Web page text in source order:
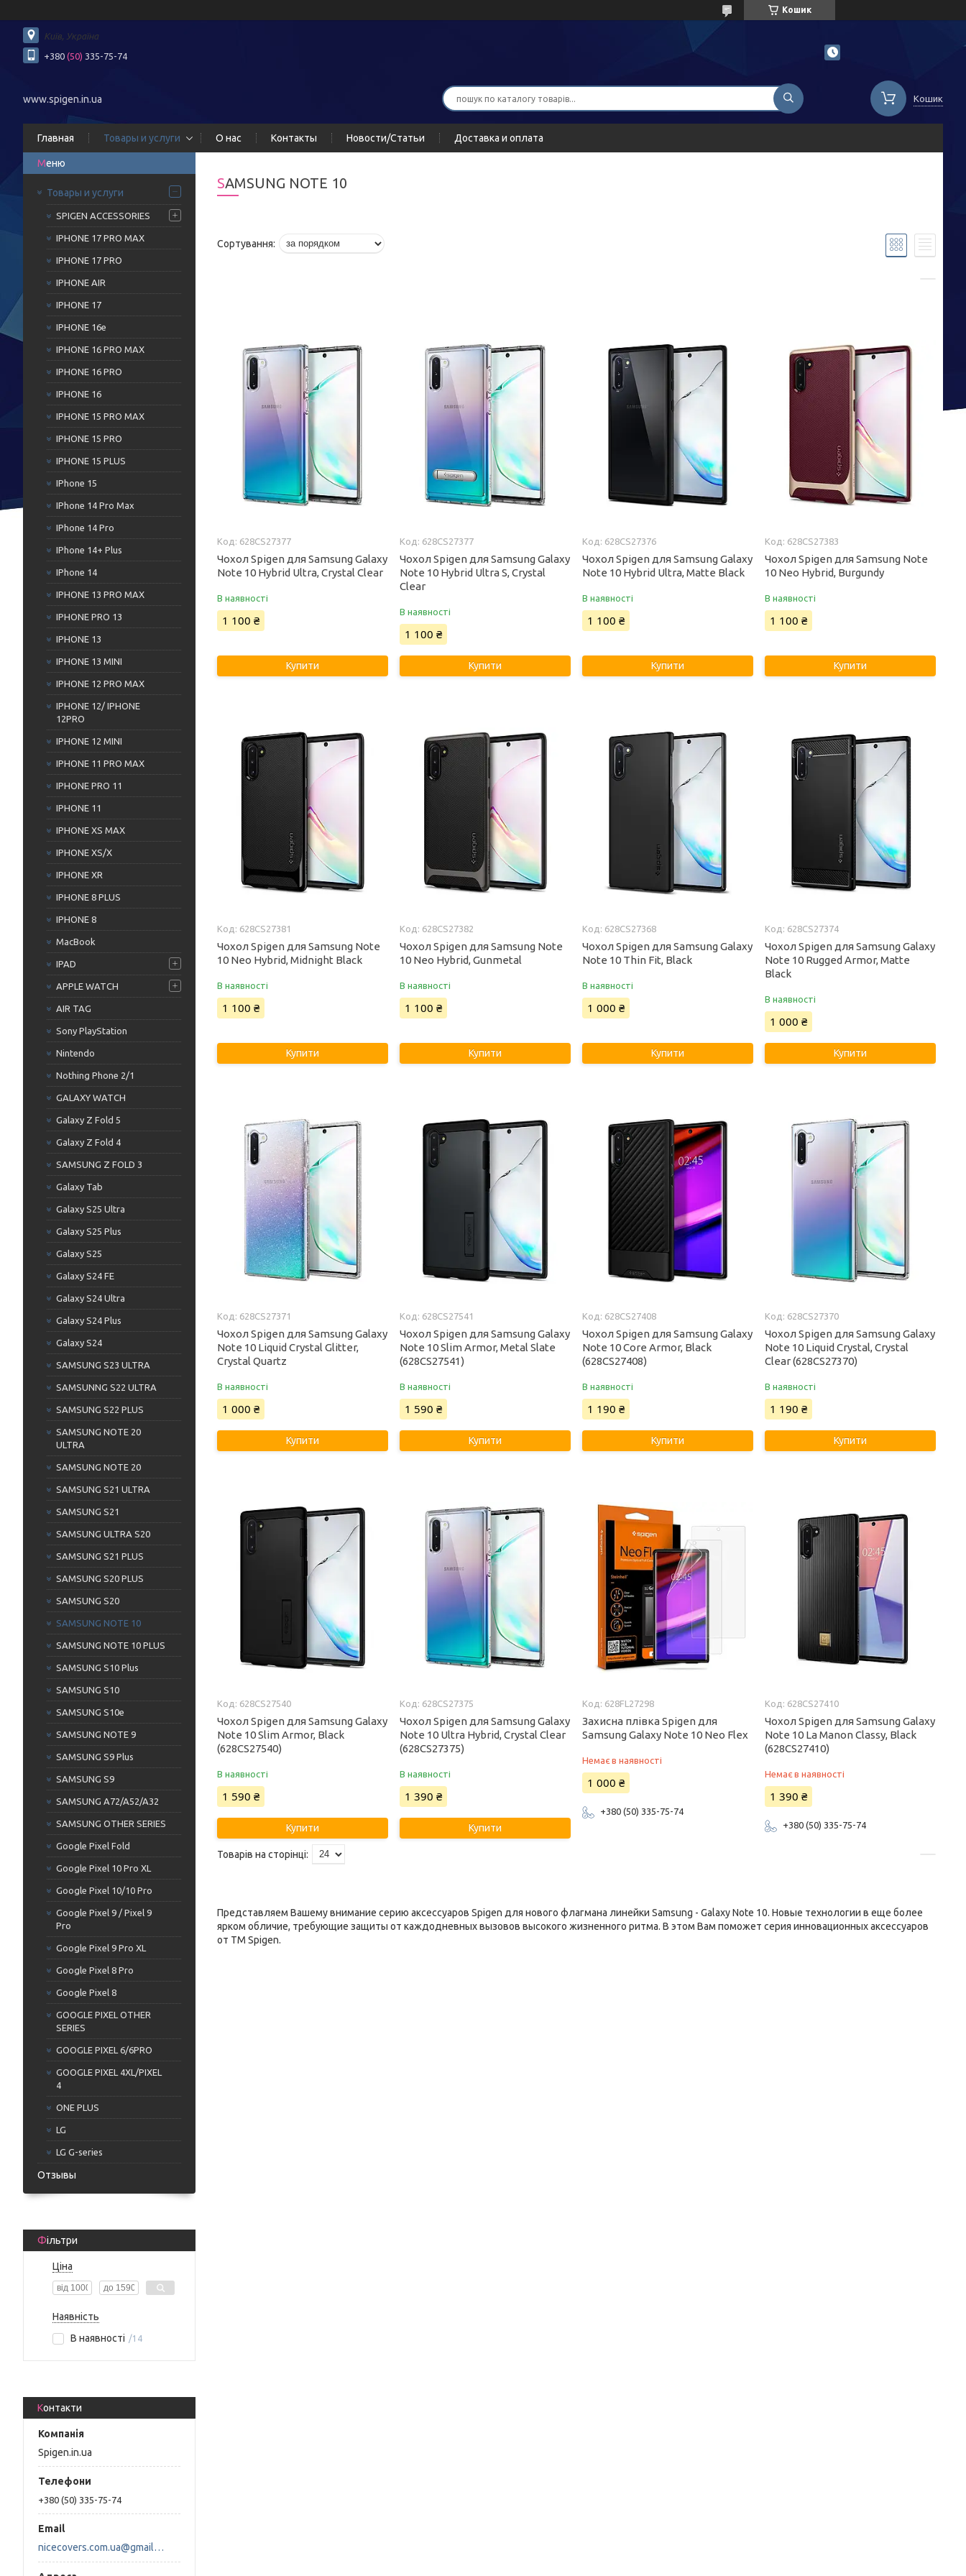
Кошик
Київ, Україна
+380 (50) 335-75-74
www.spigen.in.ua Кошик
Главная Товары и услуги О нас Контакты Новости/Статьи Доставка и оплата
Товары и услуги
SPIGEN ACCESSORIES
IPHONE 17 PRO MAX
IPHONE 17 PRO
IPHONE AIR
IPHONE 17
IPHONE 16e
IPHONE 16 PRO MAX
IPHONE 16 PRO
IPHONE 16
IPHONE 15 PRO MAX
IPHONE 15 PRO
IPHONE 15 PLUS
IPhone 15
IPhone 14 Pro Max
IPhone 14 Pro
IPhone 14+ Plus
IPhone 14
IPHONE 13 PRO MAX
IPHONE PRO 13
IPHONE 13
IPHONE 13 MINI
IPHONE 12 PRO MAX
IPHONE 12/ IPHONE
12PRO
IPHONE 12 MINI
IPHONE 11 PRO MAX
IPHONE PRO 11
IPHONE 11
IPHONE XS MAX
IPHONE XS/Х
IPHONE XR
IPHONE 8 PLUS
IPHONE 8
MacBook
IPAD
APPLE WATCH
AIR TAG
Sony PlayStation
Nintendo
Nothing Phone 2/1
GALAXY WATCH
Galaxy Z Fold 5
Galaxy Z Fold 4
SAMSUNG Z FOLD 3
Galaxy Tab
Galaxy S25 Ultra
Galaxy S25 Plus
Galaxy S25
Galaxy S24 FE
Galaxy S24 Ultra
Galaxy S24 Plus
Galaxy S24
SAMSUNG S23 ULTRA
SAMSUNNG S22 ULTRA
SAMSUNG S22 PLUS
SAMSUNG NOTE 20
ULTRA
SAMSUNG NOTE 20
SAMSUNG S21 ULTRA
SAMSUNG S21
SAMSUNG ULTRA S20
SAMSUNG S21 PLUS
SAMSUNG S20 PLUS
SAMSUNG S20
SAMSUNG NOTE 10
SAMSUNG NOTE 10 PLUS
SAMSUNG S10 Plus
SAMSUNG S10
SAMSUNG S10e
SAMSUNG NOTE 9
SAMSUNG S9 Plus
SAMSUNG S9
SAMSUNG A72/A52/A32
SAMSUNG OTHER SERIES
Google Pixel Fold
Google Pixel 10 Pro XL
Google Pixel 10/10 Pro
Google Pixel 9 / Pixel 9
Pro
Google Pixel 9 Pro XL
Google Pixel 8 Pro
Google Pixel 8
GOOGLE PIXEL OTHER
SERIES
GOOGLE PIXEL 6/6PRO
GOOGLE PIXEL 4XL/PIXEL
4
ONE PLUS
LG
LG G-series
Отзывы
Фільтри
Ціна
Наявність
В наявності
14
Контакти
Spigen.in.ua
+380 (50) 335-75-74
nicecovers.com.ua@gmail.com
SAMSUNG NOTE 10
628CS27377
Чохол Spigen для Samsung Galaxy
Note 10 Hybrid Ultra, Crystal Clear
В наявності
1 100 ₴
Купити
628CS27377
Чохол Spigen для Samsung Galaxy
Note 10 Hybrid Ultra S, Crystal
Clear
В наявності
1 100 ₴
Купити
628CS27376
Чохол Spigen для Samsung Galaxy
Note 10 Hybrid Ultra, Matte Black
В наявності
1 100 ₴
Купити
628CS27383
Чохол Spigen для Samsung Note
10 Neo Hybrid, Burgundy
В наявності
1 100 ₴
Купити
628CS27381
Чохол Spigen для Samsung Note
10 Neo Hybrid, Midnight Black
В наявності
1 100 ₴
Купити
628CS27382
Чохол Spigen для Samsung Note
10 Neo Hybrid, Gunmetal
В наявності
1 100 ₴
Купити
628CS27368
Чохол Spigen для Samsung Galaxy
Note 10 Thin Fit, Black
В наявності
1 000 ₴
Купити
628CS27374
Чохол Spigen для Samsung Galaxy
Note 10 Rugged Armor, Matte
Black
В наявності
1 000 ₴
Купити
628CS27371
Чохол Spigen для Samsung Galaxy
Note 10 Liquid Crystal Glitter,
Crystal Quartz
В наявності
1 000 ₴
Купити
628CS27541
Чохол Spigen для Samsung Galaxy
Note 10 Slim Armor, Metal Slate
(628CS27541)
В наявності
1 590 ₴
Купити
628CS27408
Чохол Spigen для Samsung Galaxy
Note 10 Core Armor, Black
(628CS27408)
В наявності
1 190 ₴
Купити
628CS27370
Чохол Spigen для Samsung Galaxy
Note 10 Liquid Crystal, Crystal
Clear (628CS27370)
В наявності
1 190 ₴
Купити
628CS27540
Чохол Spigen для Samsung Galaxy
Note 10 Slim Armor, Black
(628CS27540)
В наявності
1 590 ₴
Купити
628CS27375
Чохол Spigen для Samsung Galaxy
Note 10 Ultra Hybrid, Crystal Clear
(628CS27375)
В наявності
1 390 ₴
Купити
628FL27298
Захисна плівка Spigen для
Samsung Galaxy Note 10 Neo Flex
Немає в наявності
1 000 ₴
+380 (50) 335-75-74
628CS27410
Чохол Spigen для Samsung Galaxy
Note 10 La Manon Classy, Black
(628CS27410)
Немає в наявності
1 390 ₴
+380 (50) 335-75-74
Представляем Вашему внимание серию аксессуаров Spigen для нового флагмана линейки Samsung - Galaxy Note 10. Новые технологии в еще более
ярком обличие, требующие защиты от каждодневных вызовов высокого жизненного ритма. В этом Вам поможет серия инновационных аксессуаров
от TM Spigen.